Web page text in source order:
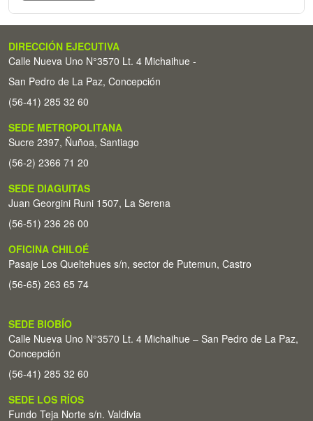
DIRECCIÓN EJECUTIVA
Calle Nueva Uno N°3570 Lt. 4 Michaihue -
San Pedro de La Paz, Concepción
(56-41) 285 32 60
SEDE METROPOLITANA
Sucre 2397, Ñuñoa, Santiago
(56-2) 2366 71 20
SEDE DIAGUITAS
Juan Georgini Runi 1507, La Serena
(56-51) 236 26 00
OFICINA CHILOÉ
Pasaje Los Queltehues s/n, sector de Putemun, Castro
(56-65) 263 65 74
SEDE BIOBÍO
Calle Nueva Uno N°3570 Lt. 4 Michaihue – San Pedro de La Paz,
Concepción
(56-41) 285 32 60
SEDE LOS RÍOS
Fundo Teja Norte s/n. Valdivia